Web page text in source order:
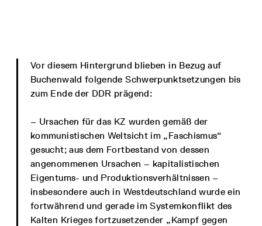
Vor diesem Hintergrund blieben in Bezug auf
Buchenwald folgende Schwerpunktsetzungen bis
zum Ende der DDR prägend:
– Ursachen für das KZ wurden gemäß der
kommunistischen Weltsicht im „Faschismus“
gesucht; aus dem Fortbestand von dessen
angenommenen Ursachen – kapitalistischen
Eigentums- und Produktionsverhältnissen –
insbesondere auch in Westdeutschland wurde ein
fortwährend und gerade im Systemkonflikt des
Kalten Krieges fortzusetzender „Kampf gegen